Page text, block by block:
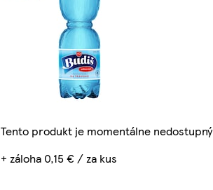
Tento produkt je momentálne nedostupný
+ záloha 0,15 € / za kus